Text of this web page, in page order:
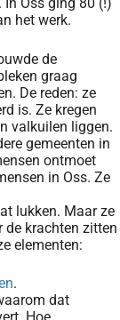
het werk.
de
graag
De reden: ze
is. Ze kregen
valkuilen liggen.
gemeenten in
ontmoet
in Oss. Ze
lukken. Maar ze
de krachten zitten
elementen:
.
dat